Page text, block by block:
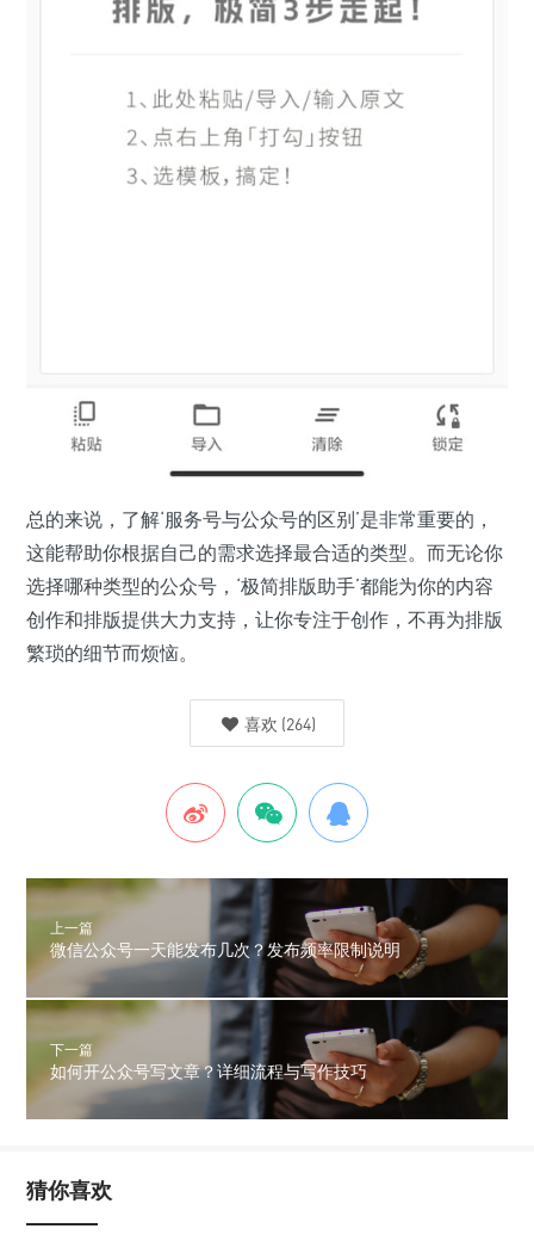
总的来说，了解‘服务号与公众号的区别’是非常重要的，
这能帮助你根据自己的需求选择最合适的类型。而无论你
选择哪种类型的公众号，‘极简排版助手’都能为你的内容
创作和排版提供大力支持，让你专注于创作，不再为排版
繁琐的细节而烦恼。
喜欢 (264)
上一篇
微信公众号一天能发布几次？发布频率限制说明
下一篇
如何开公众号写文章？详细流程与写作技巧
猜你喜欢